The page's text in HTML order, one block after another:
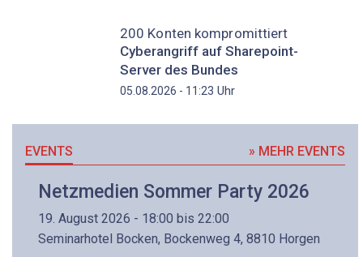
200 Konten kompromittiert
Cyberangriff auf Sharepoint-
Server des Bundes
05.08.2026 - 11:23 Uhr
EVENTS » MEHR EVENTS
Netzmedien Sommer Party 2026
19. August 2026 - 18:00 bis 22:00
Seminarhotel Bocken, Bockenweg 4, 8810 Horgen